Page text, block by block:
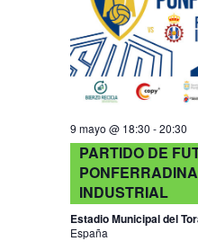
9 mayo @ 18:30 -20:30
PARTIDO DE
INDUSTRIAL
Estadio Municipal del
España